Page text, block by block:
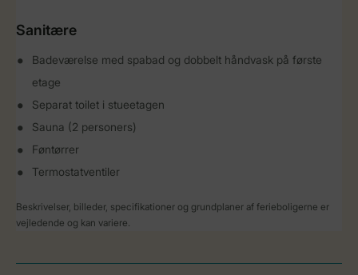
Sanitære
Badeværelse med spabad og dobbelt håndvask på første
etage
Separat toilet i stueetagen
Sauna (2 personers)
Føntørrer
Termostatventiler
Beskrivelser, billeder, specifikationer og grundplaner af ferieboligerne er
vejledende og kan variere.